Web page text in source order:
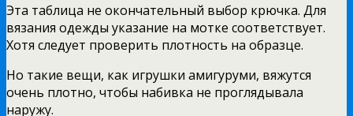
Эта таблица не окончательный выбор крючка. Для
вязания одежды указание на мотке соответствует.
Хотя следует проверить плотность на образце.
Но такие вещи, как игрушки амигуруми, вяжутся
очень плотно, чтобы набивка не проглядывала
наружу.